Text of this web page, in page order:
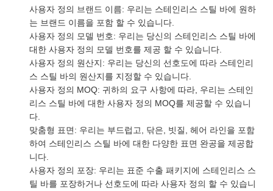
사용자 정의 브랜드 이름: 우리는 스테인리스 스틸 바에 원하
는 브랜드 이름을 포함 할 수 있습니다.
사용자 정의 모델 번호: 우리는 당신의 스테인리스 스틸 바에
대한 사용자 정의 모델 번호를 제공 할 수 있습니다.
사용자 정의 원산지: 우리는 당신의 선호도에 따라 스테인리
스 스틸 바의 원산지를 지정할 수 있습니다.
사용자 정의 MOQ: 귀하의 요구 사항에 따라, 우리는 스테인
리스 스틸 바에 대한 사용자 정의 MOQ를 제공할 수 있습니
다.
맞춤형 표면: 우리는 부드럽고, 닦은, 빗질, 헤어 라인을 포함
하여 스테인리스 스틸 바에 대한 다양한 표면 완공을 제공합
니다.
사용자 정의 포장: 우리는 표준 수출 패키지에 스테인리스 스
틸 바를 포장하거나 선호도에 따라 사용자 정의 할 수 있습니